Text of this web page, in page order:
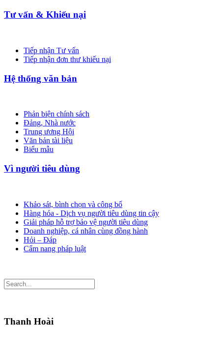
Tư vấn & Khiếu nại
Tiếp nhận Tư vấn
Tiếp nhận đơn thư khiếu nại
Hệ thống văn bản
Phản biện chính sách
Đảng, Nhà nước
Trung ương Hội
Văn bản tài liệu
Biểu mẫu
Vì người tiêu dùng
Khảo sát, bình chọn và công bố
Hàng hóa - Dịch vụ người tiêu dùng tin cậy
Giải pháp hỗ trợ bảo vệ người tiêu dùng
Doanh nghiệp, cá nhân cùng đồng hành
Hỏi – Đáp
Cẩm nang pháp luật
Thanh Hoài